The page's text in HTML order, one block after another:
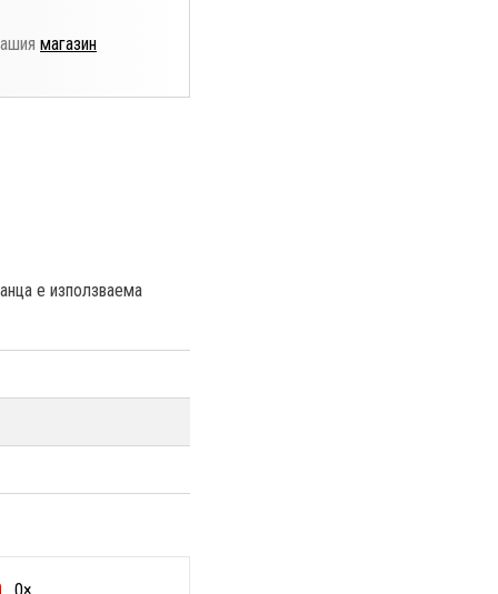
магазин
е използваема